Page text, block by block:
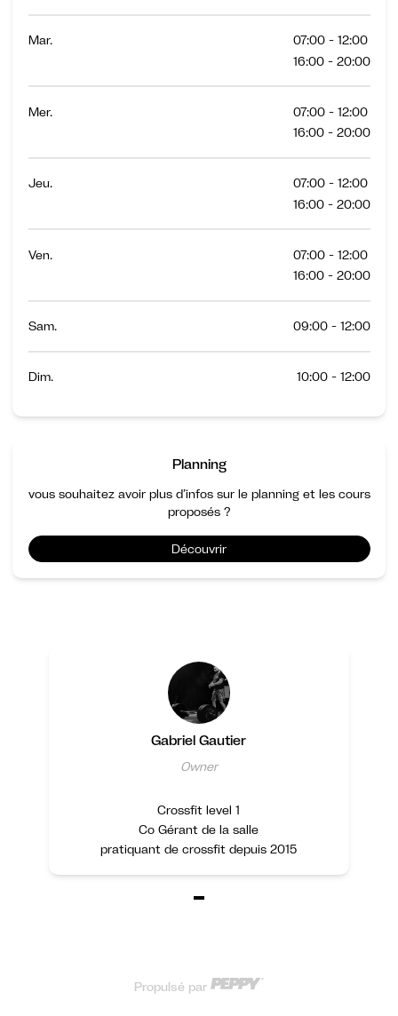
Planning
vous souhaitez avoir plus d’infos sur le planning et les cours
proposés ?
Découvrir
Mar.
07:00 - 12:00
16:00 - 20:00
Mer.
07:00 - 12:00
16:00 - 20:00
Jeu.
07:00 - 12:00
16:00 - 20:00
Ven.
07:00 - 12:00
16:00 - 20:00
Sam. 09:00 - 12:00
Dim. 10:00 - 12:00
Gabriel Gautier
Owner
Crossfit level 1
Co Gérant de la salle
pratiquant de crossfit depuis 2015
Propulsé par